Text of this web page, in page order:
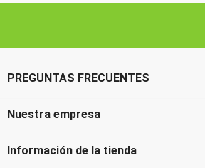
PREGUNTAS FRECUENTES
Nuestra empresa
Información de la tienda